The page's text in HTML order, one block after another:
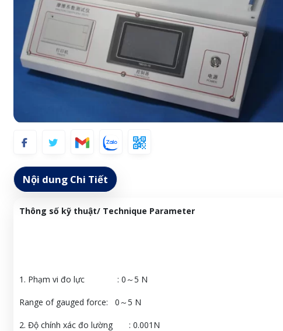
Nội dung Chi Tiết
Thông số kỹ thuật/ Technique Parameter
1. Phạm vi đo lực : 0～5 N
Range of gauged force: 0～5 N
2. Độ chính xác đo lường : 0.001N